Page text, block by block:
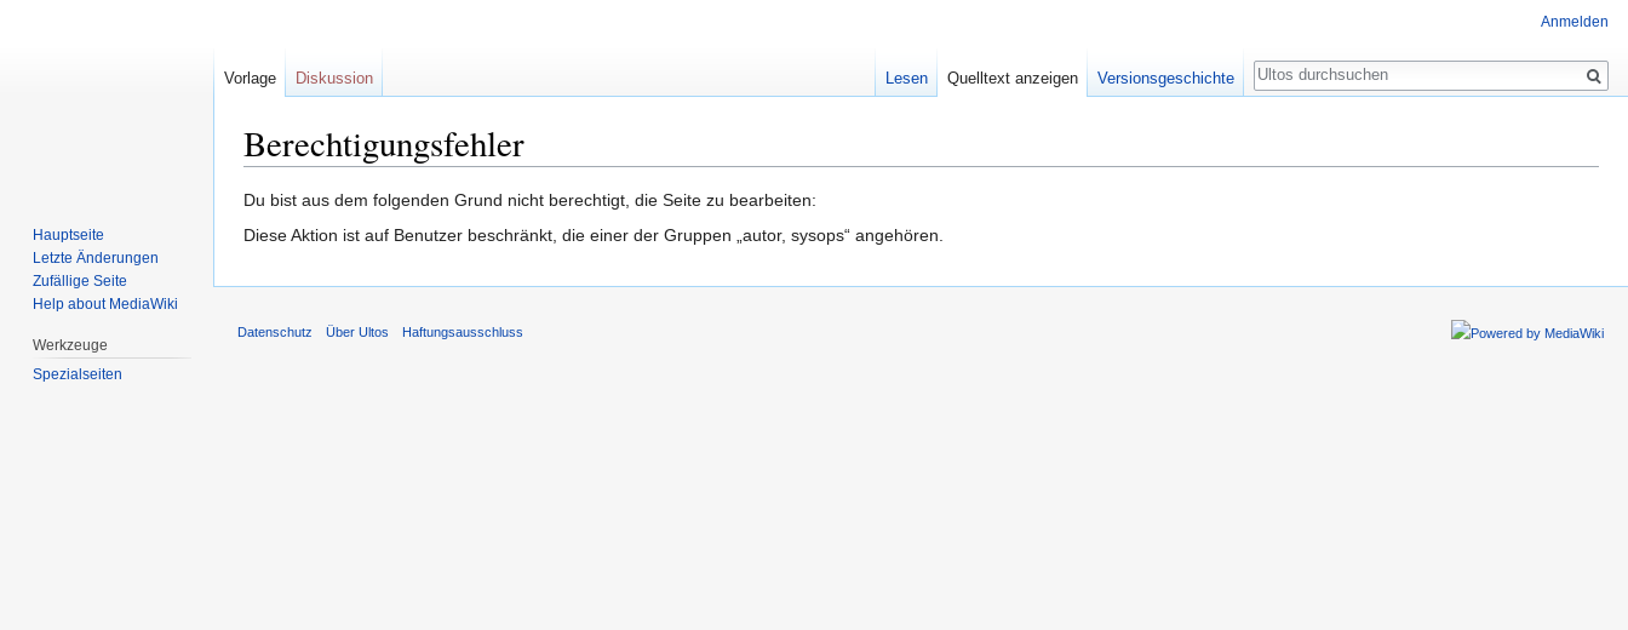
Berechtigungsfehler
Zur
Navigation
Zur
Suche
Du bist aus dem folgenden Grund nicht berechtigt, die Seite zu bearbeiten:
Diese Aktion ist auf Benutzer beschränkt, die einer der Gruppen „autor, sysops“ angehören.
Anmelden
Vorlage Diskussion Lesen Quelltext anzeigen Versionsgeschichte
Suche
Hauptseite
Letzte Änderungen
Zufällige Seite
Help about MediaWiki
Werkzeuge
Spezialseiten
Datenschutz Über Ultos Haftungsausschluss